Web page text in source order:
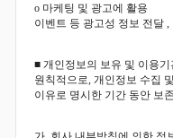
o 마케팅 및 광고에 활용
이벤트 등 광고성 정보 전달
■ 개인정보의 보유 및 이용기
원칙적으로, 개인정보 수집
이유로 명시한 기간 동안 보